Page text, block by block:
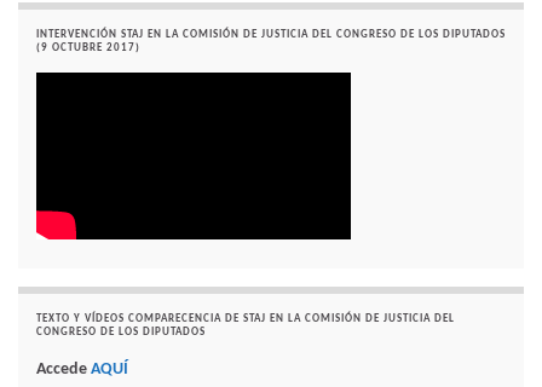
INTERVENCIÓN STAJ EN LA COMISIÓN DE JUSTICIA DEL CONGRESO DE LOS DIPUTADOS
(9 OCTUBRE 2017)
TEXTO Y VÍDEOS COMPARECENCIA DE STAJ EN LA COMISIÓN DE JUSTICIA DEL
CONGRESO DE LOS DIPUTADOS
Accede AQUÍ